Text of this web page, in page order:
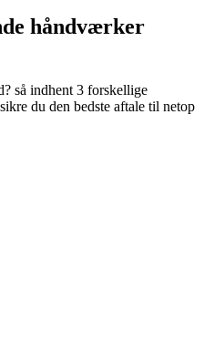
håndværker
så indhent 3 forskellige
du den bedste aftale til netop